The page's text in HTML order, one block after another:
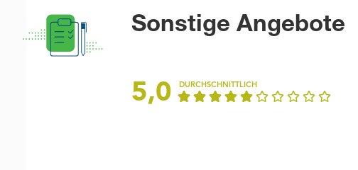
Sonstige Angebote
5,0 DURCHSCHNITTLICH